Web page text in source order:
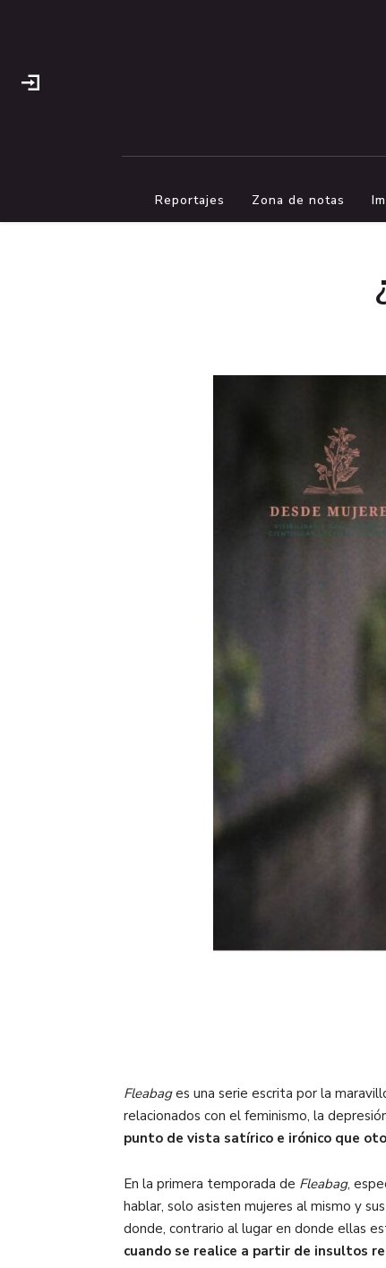
Reportajes Zona de notas
Fleabages una serie escrita por la
relacionados con el feminismo, la
punto de vista satírico e irónico que
En la primera temporada de Fleabag,
hablar, solo asisten mujeres al mismo y
donde, contrario al lugar en donde ellas
cuando se realice a partir de insultos